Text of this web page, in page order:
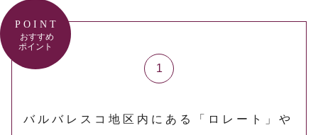
POINT
おすすめ
ポイント
バルバレスコ地区内にある「ロレート」や